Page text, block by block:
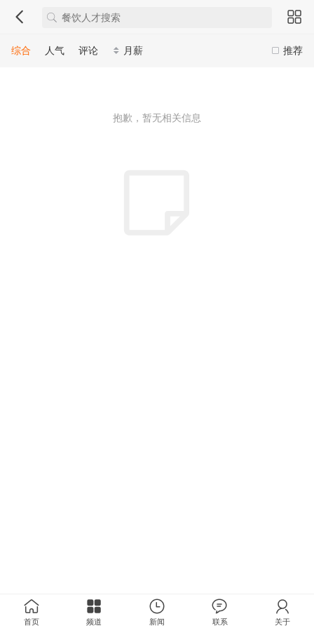
推荐
综合 人气 评论 月薪
抱歉，暂无相关信息
首页 频道 新闻 联系 关于